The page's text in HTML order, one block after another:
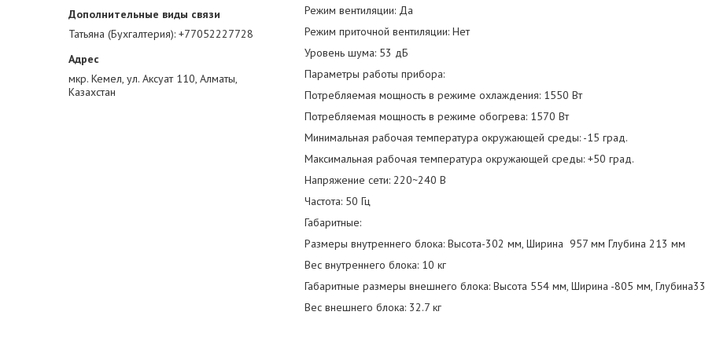
Татьяна (Бухгалтерия) +77052227728
мкр. Кемел, ул. Аксуат 110, Алматы,
Казахстан
Режим вентиляции: Да
Режим приточной вентиляции: Нет
Уровень шума: 53 дБ
Параметры работы прибора:
Потребляемая мощность в режиме охлаждения: 1550 Вт
Потребляемая мощность в режиме обогрева: 1570 Вт
Минимальная рабочая температура окружающей среды: -15 град.
Максимальная рабочая температура окружающей среды: +50 град.
Напряжение сети: 220~240 В
Частота: 50 Гц
Габаритные:
Размеры внутреннего блока: Высота-302 мм, Ширина 957 мм Глубина 213 мм
Вес внутреннего блока: 10 кг
Габаритные размеры внешнего блока: Высота 554 мм, Ширина -805 мм,
Вес внешнего блока: 32.7 кг